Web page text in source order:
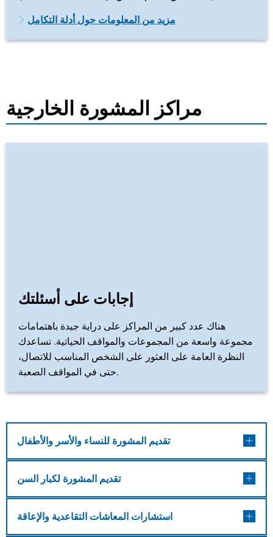
مزيد من المعلومات حول أدلة التكامل
مراكز المشورة الخارجية
إجابات على أسئلتك
هناك عدد كبير من المراكز على دراية جيدة باهتمامات
مجموعة واسعة من المجموعات والمواقف الحياتية. تساعدك
النظرة العامة على العثور على الشخص المناسب للاتصال،
حتى في المواقف الصعبة.
تقديم المشورة للنساء والأسر والأطفال
تقديم المشورة لكبار السن
استشارات المعاشات التقاعدية والإعاقة